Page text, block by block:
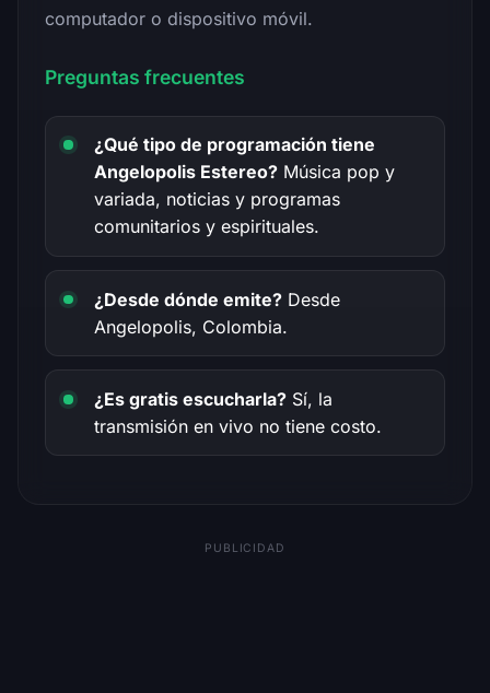
computador o dispositivo móvil.
Preguntas frecuentes
¿Qué tipo de programación tiene
Angelopolis Estereo? Música pop y
variada, noticias y programas
comunitarios y espirituales.
¿Desde dónde emite? Desde
Angelopolis, Colombia.
¿Es gratis escucharla? Sí, la
transmisión en vivo no tiene costo.
PUBLICIDAD